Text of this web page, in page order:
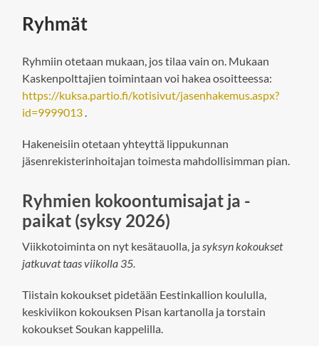
Ryhmät
Ryhmiin otetaan mukaan, jos tilaa vain on. Mukaan
Kaskenpolttajien toimintaan voi hakea osoitteessa:
https://kuksa.partio.fi/kotisivut/jasenhakemus.aspx?
id=9999013 .
Hakeneisiin otetaan yhteyttä lippukunnan
jäsenrekisterinhoitajan toimesta mahdollisimman pian.
Ryhmien kokoontumisajat ja -
paikat (syksy 2026)
Viikkotoiminta on nyt kesätauolla, jasyksyn kokoukset
jatkuvat taas viikolla 35.
Tiistain kokoukset pidetään Eestinkallion koululla,
keskiviikon kokouksen Pisan kartanolla ja torstain
kokoukset Soukan kappelilla.